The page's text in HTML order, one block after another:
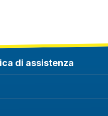
di assistenza